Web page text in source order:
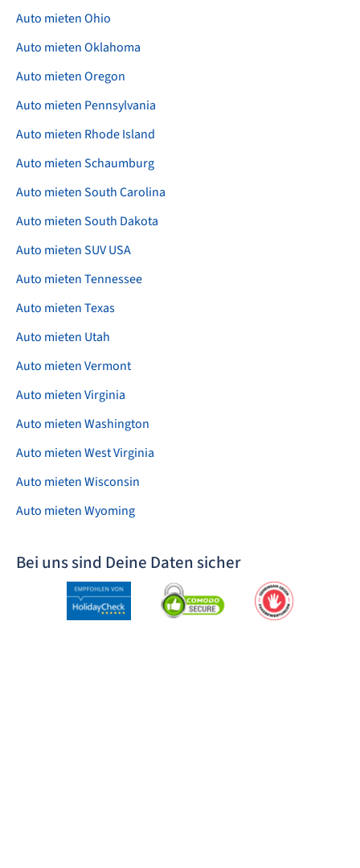
Auto mieten Ohio
Auto mieten Oklahoma
Auto mieten Oregon
Auto mieten Pennsylvania
Auto mieten Rhode Island
Auto mieten Schaumburg
Auto mieten South Carolina
Auto mieten South Dakota
Auto mieten SUV USA
Auto mieten Tennessee
Auto mieten Texas
Auto mieten Utah
Auto mieten Vermont
Auto mieten Virginia
Auto mieten Washington
Auto mieten West Virginia
Auto mieten Wisconsin
Auto mieten Wyoming
Bei uns sind Deine Daten sicher